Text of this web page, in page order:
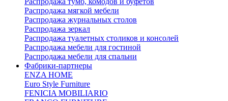
Распродажа мягкой мебели
Распродажа журнальных столов
Распродажа зеркал
Распродажа туалетных столиков и консолей
Распродажа мебели для гостиной
Распродажа мебели для спальни
Фабрики-партнеры
ENZA HOME
Euro Style Furniture
FENICIA MOBILIARIO